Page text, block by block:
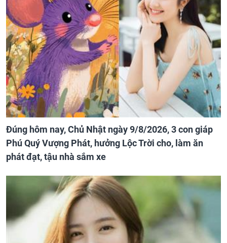
Đúng hôm nay, Chủ Nhật ngày 9/8/2026, 3 con giáp
Phú Quý Vượng Phát, hưởng Lộc Trời cho, làm ăn
phát đạt, tậu nhà sắm xe